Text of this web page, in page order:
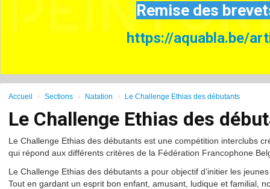
Remise des
https://aquabla.be/
Accueil Sections Natation Le Challenge Ethias des débutants
Le Challenge Ethias des
Le Challenge Ethias des débutants est une compétition interclubs
qui répond aux différents critères de la Fédération Francophone
Le Challenge Ethias des débutants a pour objectif d’initier les
Tout en gardant un esprit bon enfant, amusant, ludique et familial,